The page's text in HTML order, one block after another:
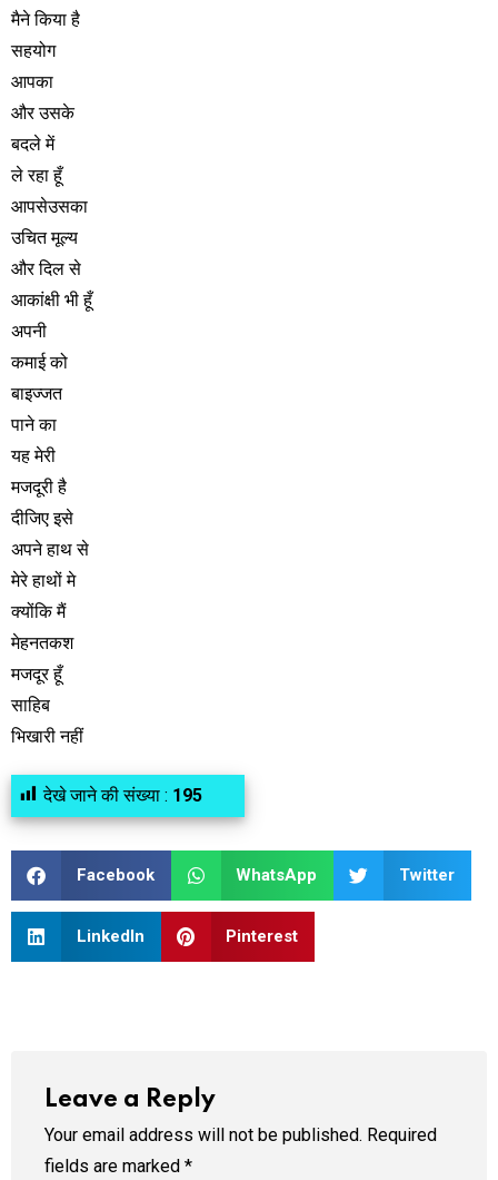
मैने किया है
सहयोग
आपका
और उसके
बदले में
ले रहा हूँ
आपसेउसका
उचित मूल्य
और दिल से
आकांक्षी भी हूँ
अपनी
कमाई को
बाइज्जत
पाने का
यह मेरी
मजदूरी है
दीजिए इसे
अपने हाथ से
मेरे हाथों मे
क्योंकि मैं
मेहनतकश
मजदूर हूँ
साहिब
भिखारी नहीं
देखे जाने की संख्या : 195
Facebook WhatsApp Twitter
LinkedIn Pinterest
Leave a Reply
Your email address will not be published. Required
fields are marked *